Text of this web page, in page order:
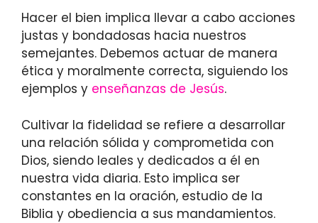
Hacer el bien implica llevar a cabo acciones
justas y bondadosas hacia nuestros
semejantes. Debemos actuar de manera
ética y moralmente correcta, siguiendo los
ejemplos y enseñanzas de Jesús.
Cultivar la fidelidad se refiere a desarrollar
una relación sólida y comprometida con
Dios, siendo leales y dedicados a él en
nuestra vida diaria. Esto implica ser
constantes en la oración, estudio de la
Biblia y obediencia a sus mandamientos.